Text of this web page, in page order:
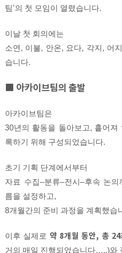
팀’의 첫 모임이 열렸습니다.
이날 첫 회의에는
소연, 이불, 안온, 요다, 각지, 어
습니다.
■ 아카이브팀의 출발
아카이브팀은
30년의 활동을 돌아보고, 흩어져
록하기 위해 구성되었습니다.
초기 기획 단계에서부터
자료 수집–분류–전시–후속 논
름을 설정하고,
8개월간의 준비 과정을 계획했습
이후 실제로 약 8개월 동안, 총 24
거의 매일 진행되었습니다…..)와